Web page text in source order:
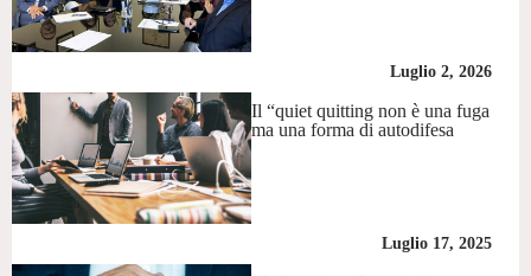
Luglio 2, 2026
Il “quiet quitting non è una fuga
ma una forma di autodifesa
Luglio 17, 2025